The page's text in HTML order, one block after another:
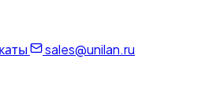
sales@unilan.ru